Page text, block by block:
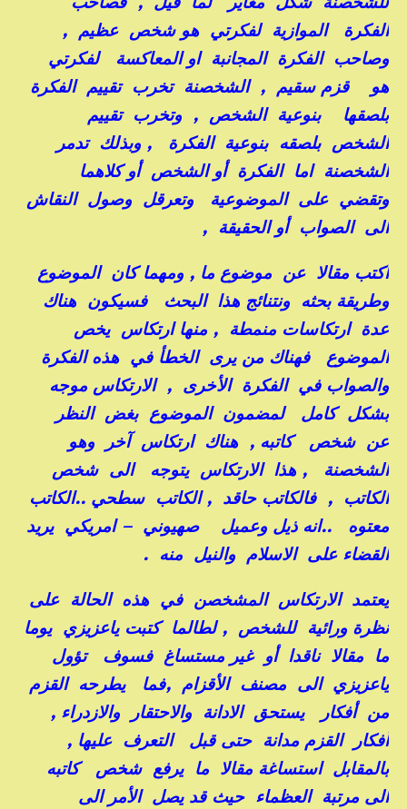
الفكرة الموازية لفكرتي هو شخص عظيم ,
وصاحب الفكرة المجانبة او المعاكسة لفكرتي
هو قزم سقيم , الشخصنة تخرب تقييم الفكرة
بلصقها بنوعية الشخص , وتخرب تقييم
الشخص بلصقه بنوعية الفكرة , وبذلك تدمر
الشخصنة اما الفكرة أو الشخص أو كلاهما
وتقضي على الموضوعية وتعرقل وصول النقاش
الى الصواب أو الحقيقة ,
أكتب مقالا عن موضوع ما , ومهما كان الموضوع
وطريقة بحثه ونتنائج هذا البحث فسيكون هناك
عدة ارتكاسات منمطة , منها ارتكاس يخص
الموضوع فهناك من يرى الخطأ في هذه الفكرة
والصواب في الفكرة الأخرى , الارتكاس موجه
بشكل كامل لمضمون الموضوع بغض النظر
عن شخص كاتبه , هناك ارتكاس آخر وهو
الشخصنة , هذا الارتكاس يتوجه الى شخص
الكاتب , فالكاتب حاقد , الكاتب سطحي ..الكاتب
معتوه ..انه ذيل وعميل صهيوني – امريكي يريد
القضاء على الاسلام والنيل منه .
يعتمد الارتكاس المشخصن في هذه الحالة على
نظرة ورائية للشخص , لطالما كتبت ياعزيزي يوما
ما مقالا ناقدا أو غير مستساغ فسوف تؤول
ياعزيزي الى مصنف الأقزام ,فما يطرحه القزم
من أفكار يستحق الادانة والاحتقار والازدراء ,
أفكار القزم مدانة حتى قبل التعرف عليها ,
بالمقابل استساغة مقالا ما يرفع شخص كاتبه
الى مرتبة العظماء حيث قد يصل الأمر الى